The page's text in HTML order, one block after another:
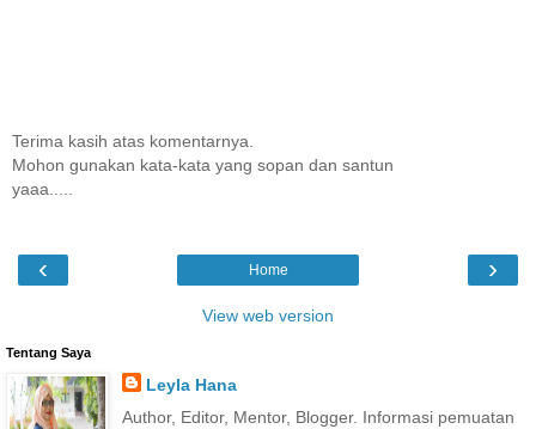
Terima kasih atas komentarnya.
Mohon gunakan kata-kata yang sopan dan santun
yaaa.....
‹ ›
Home
View web version
Tentang Saya
Leyla Hana
Author, Editor, Mentor, Blogger. Informasi pemuatan